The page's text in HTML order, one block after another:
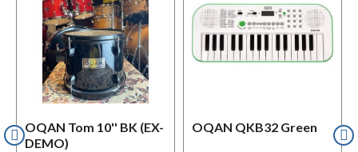
OQAN Tom 10'' BK (EX-
DEMO)
OQAN QKB32 Green